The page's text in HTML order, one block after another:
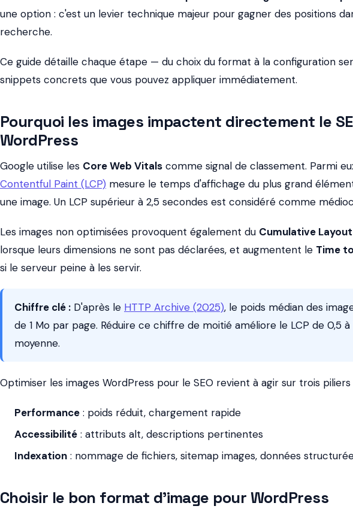
une option : c'est un levier technique majeur pour gagner des positions
recherche.
Ce guide détaille chaque étape — du choix du format à la configuration
snippets concrets que vous pouvez appliquer immédiatement.
Pourquoi les images impactent directement le
WordPress
Google utilise les Core Web Vitals comme signal de classement. Parmi
Contentful Paint (LCP) mesure le temps d'affichage du plus grand
une image. Un LCP supérieur à 2,5 secondes est considéré comme
Les images non optimisées provoquent également du Cumulative
lorsque leurs dimensions ne sont pas déclarées, et augmentent le Time
si le serveur peine à les servir.
Chiffre clé : D'après le HTTP Archive (2025), le poids médian des
de 1 Mo par page. Réduire ce chiffre de moitié améliore le LCP de 0,5 à
moyenne.
Optimiser les images WordPress pour le SEO revient à agir sur trois piliers
Performance : poids réduit, chargement rapide
Accessibilité : attributs alt, descriptions pertinentes
Indexation : nommage de fichiers, sitemap images, données
Choisir le bon format d'image pour WordPress